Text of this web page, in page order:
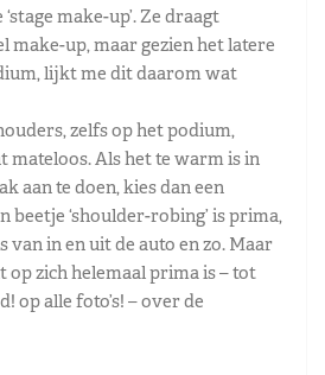
make-up’. Ze draagt
make-up, maar gezien het latere
lijkt me dit daarom wat
zelfs op het podium,
Als het te warm is in
aan te doen, kies dan een
beetje ‘shoulder-robing’ is prima,
van in en uit de auto en zo. Maar
op zich helemaal prima is – tot
op alle foto’s! – over de